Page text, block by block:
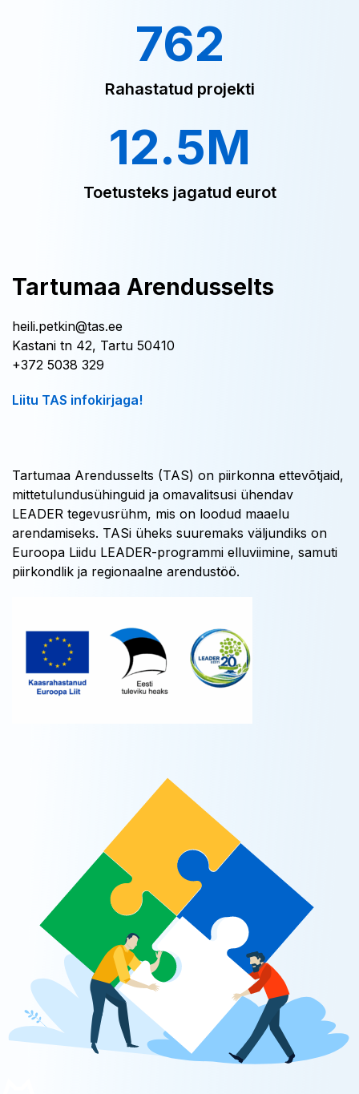
762
Rahastatud projekti
12.5M
Toetusteks jagatud eurot
Tartumaa Arendusselts
heili.petkin@tas.ee
Kastani tn 42, Tartu 50410
+372 5038 329
Liitu TAS infokirjaga!
Tartumaa Arendusselts (TAS) on piirkonna ettevõtjaid,
mittetulundusühinguid ja omavalitsusi ühendav
LEADER tegevusrühm, mis on loodud maaelu
arendamiseks. TASi üheks suuremaks väljundiks on
Euroopa Liidu LEADER-programmi elluviimine, samuti
piirkondlik ja regionaalne arendustöö.